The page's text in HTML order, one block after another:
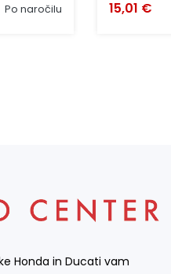
Po naročilu 15,01 €
Honda in Ducati vam